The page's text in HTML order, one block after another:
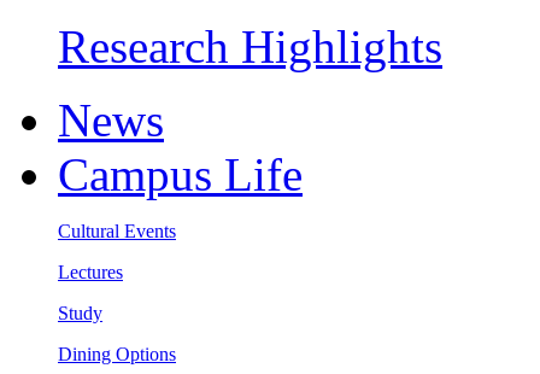
Research Highlights
News
Campus Life
Cultural Events
Lectures
Study
Dining Options